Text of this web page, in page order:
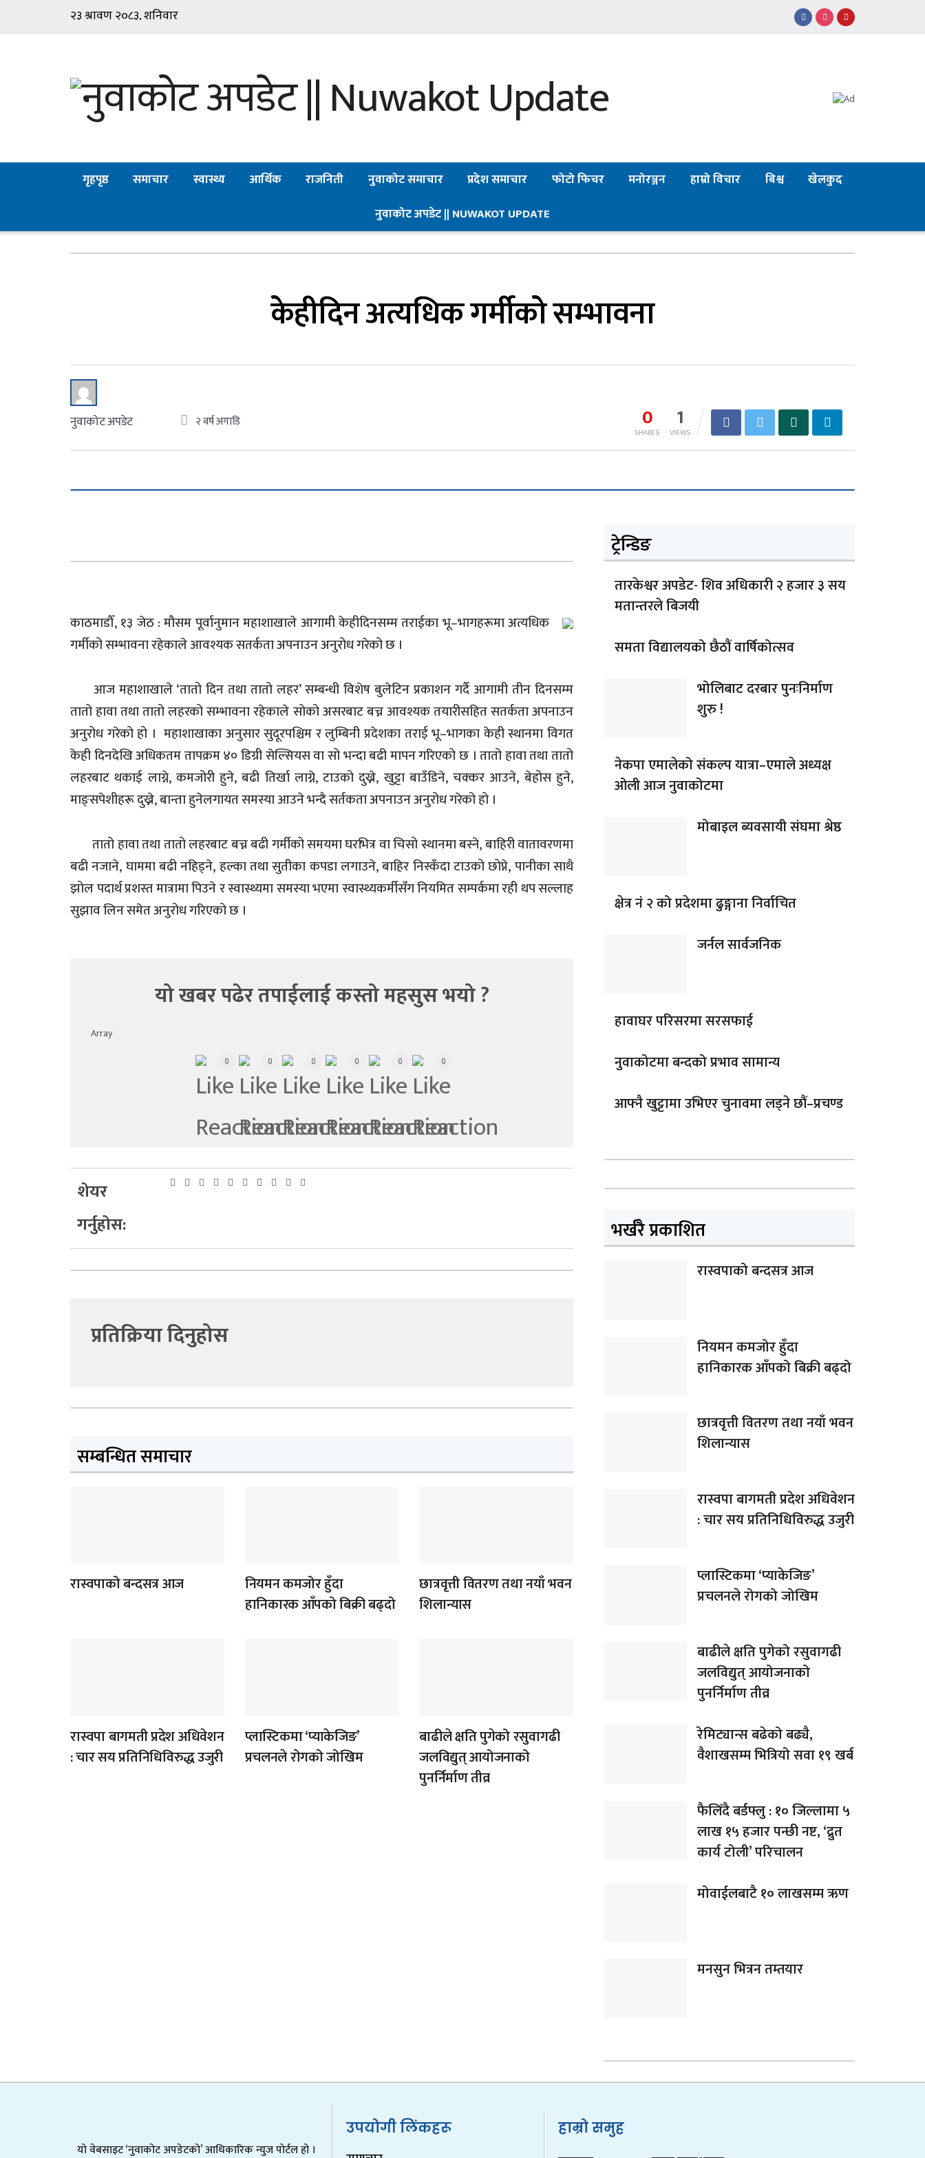
गृहपृष्ठ समाचार स्वास्थ्य आर्थिक राजनिती नुवाकोट समाचार प्रदेश समाचार फोटो फिचर मनोरञ्जन हाम्रो विचार बिश्व
खेलकुद
नुवाकोट अपडेट || NUWAKOT UPDATE
केहीदिन अत्यधिक गर्मीको सम्भावना
नुवाकोट अपडेट 0
SHARES 1
VIEWS
२ वर्ष अगाडि
काठमाडौँ, १३ जेठ : मौसम पूर्वानुमान महाशाखाले आगामी केहीदिनसम्म तराईका भू–भागहरूमा अत्यधिक
गर्मीको सम्भावना रहेकाले आवश्यक सतर्कता अपनाउन अनुरोध गरेको छ ।
आज महाशाखाले ‘तातो दिन तथा तातो लहर’ सम्बन्धी विशेष बुलेटिन प्रकाशन गर्दै आगामी तीन दिनसम्म
तातो हावा तथा तातो लहरको सम्भावना रहेकाले सोको असरबाट बच्न आवश्यक तयारीसहित सतर्कता अपनाउन
अनुरोध गरेको हो । महाशाखाका अनुसार सुदूरपश्चिम र लुम्बिनी प्रदेशका तराई भू–भागका केही स्थानमा विगत
केही दिनदेखि अधिकतम तापक्रम ४० डिग्री सेल्सियस वा सो भन्दा बढी मापन गरिएको छ । तातो हावा तथा तातो
लहरबाट थकाई लाग्ने, कमजोरी हुने, बढी तिर्खा लाग्ने, टाउको दुख्ने, खुट्टा बाउँडिने, चक्कर आउने, बेहोस हुने,
माङ्सपेशीहरू दुख्ने, बान्ता हुनेलगायत समस्या आउने भन्दै सर्तकता अपनाउन अनुरोध गरेको हो ।
तातो हावा तथा तातो लहरबाट बच्न बढी गर्मीको समयमा घरभित्र वा चिसो स्थानमा बस्ने, बाहिरी वातावरणमा
बढी नजाने, घाममा बढी नहिड्ने, हल्का तथा सुतीका कपडा लगाउने, बाहिर निस्कँदा टाउको छोप्ने, पानीका साथै
झोल पदार्थ प्रशस्त मात्रामा पिउने र स्वास्थ्यमा समस्या भएमा स्वास्थ्यकर्मीसँग नियमित सम्पर्कमा रही थप सल्लाह
सुझाव लिन समेत अनुरोध गरिएको छ ।
यो खबर पढेर तपाईलाई कस्तो महसुस भयो ?
Array
0 0 0 0 0 0
शेयर
गर्नुहोस:
प्रतिक्रिया दिनुहोस
सम्बन्धित समाचार
रास्वपाको बन्दसत्र आज
नियमन कमजोर हुँदा
हानिकारक आँपको बिक्री बढ्दो
छात्रवृत्ती वितरण तथा नयाँ भवन
शिलान्यास
रास्वपा बागमती प्रदेश अधिवेशन
: चार सय प्रतिनिधिविरुद्ध उजुरी
प्लास्टिकमा ‘प्याकेजिङ’
प्रचलनले रोगको जोखिम
बाढीले क्षति पुगेको रसुवागढी
जलविद्युत् आयोजनाको
पुनर्निर्माण तीव्र
ट्रेन्डिङ
तारकेश्वर अपडेट- शिव अधिकारी २ हजार ३ सय
मतान्तरले बिजयी
समता विद्यालयको छैठौं वार्षिकोत्सव
भोलिबाट दरबार पुनःनिर्माण
शुरु !
नेकपा एमालेको संकल्प यात्रा–एमाले अध्यक्ष
ओली आज नुवाकोटमा
मोबाइल ब्यवसायी संघमा श्रेष्ठ
क्षेत्र नं २ को प्रदेशमा ढुङ्गाना निर्वाचित
जर्नल सार्वजनिक
हावाघर परिसरमा सरसफाई
नुवाकोटमा बन्दको प्रभाव सामान्य
आफ्नै खुट्टामा उभिएर चुनावमा लड्ने छौं–प्रचण्ड
भर्खरै प्रकाशित
रास्वपाको बन्दसत्र आज
नियमन कमजोर हुँदा
हानिकारक आँपको बिक्री बढ्दो
छात्रवृत्ती वितरण तथा नयाँ भवन
शिलान्यास
रास्वपा बागमती प्रदेश अधिवेशन
: चार सय प्रतिनिधिविरुद्ध उजुरी
प्लास्टिकमा ‘प्याकेजिङ’
प्रचलनले रोगको जोखिम
बाढीले क्षति पुगेको रसुवागढी
जलविद्युत् आयोजनाको
पुनर्निर्माण तीव्र
रेमिट्यान्स बढेको बढ्यै,
वैशाखसम्म भित्रियो सवा १९ खर्ब
फैलिँदै बर्डफ्लु : १० जिल्लामा ५
लाख १५ हजार पन्छी नष्ट, ‘द्रुत
कार्य टोली’ परिचालन
मोवाईलबाटै १० लाखसम्म ऋण
मनसुन भित्रन तम्तयार
यो वेबसाइट ‘नुवाकोट अपडेटको’ आधिकारिक न्युज पोर्टल हो ।
उपयोगी लिंकहरू हाम्रो समुह